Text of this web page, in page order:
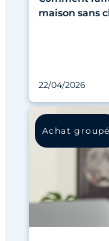
maison sans
22/04/2026
Achat groupé